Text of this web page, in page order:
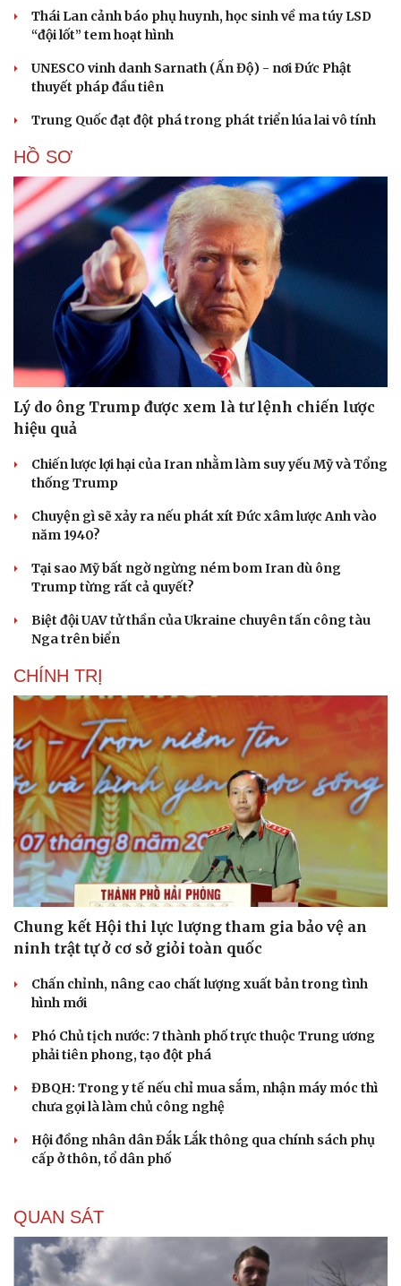
Cải chính
Thái Lan cảnh báo phụ huynh, học sinh về ma túy LSD
“đội lốt” tem hoạt hình
UNESCO vinh danh Sarnath (Ấn Độ) - nơi Đức Phật
thuyết pháp đầu tiên
Trung Quốc đạt đột phá trong phát triển lúa lai vô tính
HỒ SƠ
Lý do ông Trump được xem là tư lệnh chiến lược
hiệu quả
Chiến lược lợi hại của Iran nhằm làm suy yếu Mỹ và Tổng
thống Trump
Chuyện gì sẽ xảy ra nếu phát xít Đức xâm lược Anh vào
năm 1940?
Tại sao Mỹ bất ngờ ngừng ném bom Iran dù ông
Trump từng rất cả quyết?
Biệt đội UAV tử thần của Ukraine chuyên tấn công tàu
Nga trên biển
CHÍNH TRỊ
Chung kết Hội thi lực lượng tham gia bảo vệ an
ninh trật tự ở cơ sở giỏi toàn quốc
Chấn chỉnh, nâng cao chất lượng xuất bản trong tình
hình mới
Phó Chủ tịch nước: 7 thành phố trực thuộc Trung ương
phải tiên phong, tạo đột phá
ĐBQH: Trong y tế nếu chỉ mua sắm, nhận máy móc thì
chưa gọi là làm chủ công nghệ
Hội đồng nhân dân Đắk Lắk thông qua chính sách phụ
cấp ở thôn, tổ dân phố
QUAN SÁT